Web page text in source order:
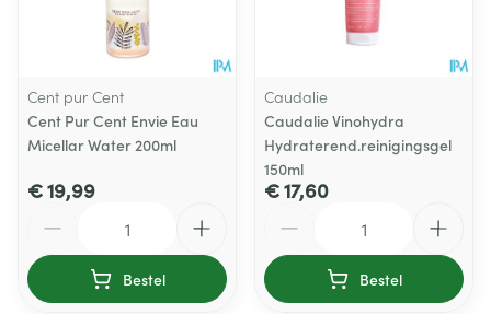
Cent pur Cent
Cent Pur Cent Envie Eau
Micellar Water 200ml
€ 19,99
Bestel
Caudalie
Caudalie Vinohydra
Hydraterend.reinigingsgel
150ml
€ 17,60
Bestel